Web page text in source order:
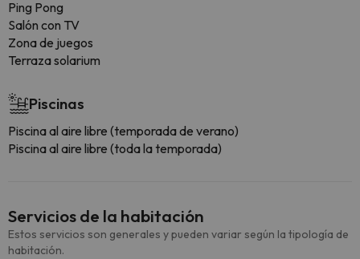
Ping Pong
Salón con TV
Zona de juegos
Terraza solarium
Piscinas
Piscina al aire libre (temporada de verano)
Piscina al aire libre (toda la temporada)
Servicios de la habitación
Estos servicios son generales y pueden variar según la tipología de
habitación.